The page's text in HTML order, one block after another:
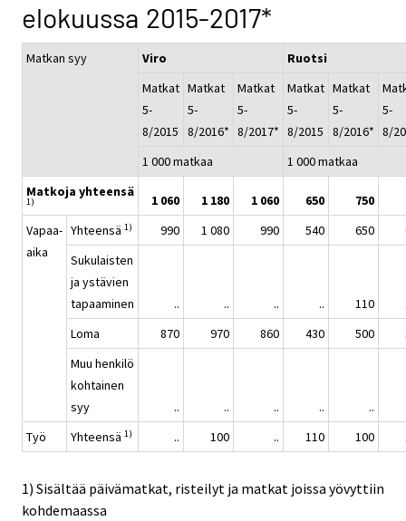
elokuussa 2015-2017*
Matkan syy Viro
Ruotsi
Matkat
5-
8/2015
Matkat
5-
8/2016*
Matkat
5-
8/2017*
Matkat
5-
8/2015
Matkat
5-
8/2016*
5-
8/
1 000 matkaa
1 000 matkaa
Matkoja yhteensä
1) 1 060 1 180 1 060 650 750
Vapaa-
aika
Yhteensä 1) 990 1 080 990 540 650
Sukulaisten
ja ystävien
tapaaminen
.. .. .. .. 110
Loma
870 970 860 430 500
Muu henkilö
kohtainen
syy
.. .. .. ..
..
Työ
Yhteensä 1) .. 100 .. 110 100
1) Sisältää päivämatkat, risteilyt ja matkat joissa yövyttiin
kohdemaassa